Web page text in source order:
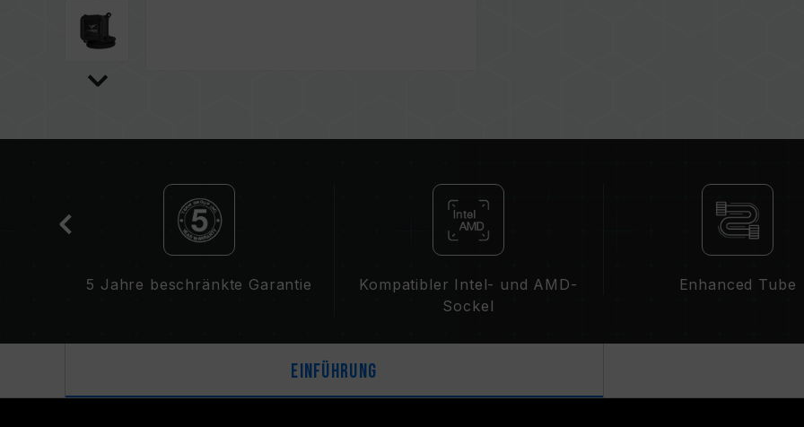
5 Jahre beschränkte Garantie
Kompatibler Intel- und AMD-
Sockel
Enhanced Tube
Einführung